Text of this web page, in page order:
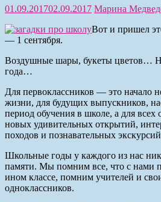
01.09.201702.09.2017 Марина
Вот и пришел
— 1 сентября.
Воздушные шары, букеты цветов…
года…
Для первоклассников — это начало
жизни, для будущих выпускников,
период обучения в школе, а для
новых удивительных открытий,
походов и познавательных
Школьные годы у каждого из нас
памяти. Мы помним все, что с нами
ином классе, помним учителей и
одноклассников.